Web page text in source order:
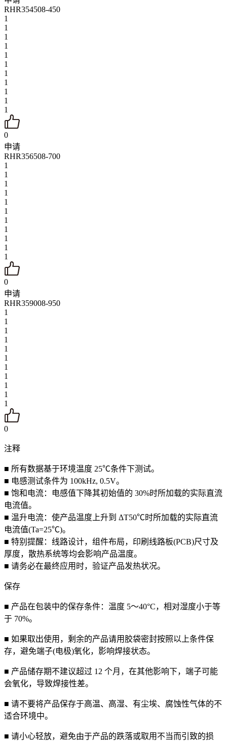
RHR354508-450
1
1
1
1
1
1
1
1
1
1
1
0
申请
RHR356508-700
1
1
1
1
1
1
1
1
1
1
1
0
申请
RHR359008-950
1
1
1
1
1
1
1
1
1
1
1
0
注释
■ 所有数据基于环境温度 25℃条件下测试。
■ 电感测试条件为 100kHz, 0.5V。
■ 饱和电流：电感值下降其初始值的 30%时所加载的实际直流
电流值。
■ 温升电流：使产品温度上升到 ΔT50℃时所加载的实际直流
电流值(Ta=25℃)。
■ 特别提醒：线路设计，组件布局，印刷线路板(PCB)尺寸及
厚度，散热系统等均会影响产品温度。
■ 请务必在最终应用时，验证产品发热状况。
保存
■ 产品在包装中的保存条件：温度 5～40°C，相对湿度小于等
于 70%。
■ 如果取出使用，剩余的产品请用胶袋密封按照以上条件保
存，避免端子(电极)氧化，影响焊接状态。
■ 产品储存期不建议超过 12 个月，在其他影响下，端子可能
会氧化，导致焊接性差。
■ 请不要将产品保存于高温、高湿、有尘埃、腐蚀性气体的不
适合环境中。
■ 请小心轻放，避免由于产品的跌落或取用不当而引致的损